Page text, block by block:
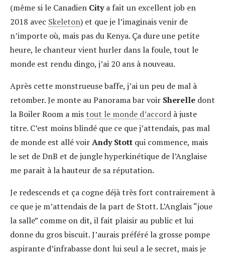
(même si le Canadien Citya fait un excellent job en
2018 avec Skeleton) et que je l’imaginais venir de
n’importe où, mais pas du Kenya. Ça dure une petite
heure, le chanteur vient hurler dans la foule, tout le
monde est rendu dingo, j’ai 20 ans à nouveau.
Après cette monstrueuse baffe, j’ai un peu de mal à
retomber. Je monte au Panorama bar voir Sherelle dont
la Boiler Room a mistout le monde d’accord à juste
titre. C’est moins blindé que ce que j’attendais, pas mal
de monde est allé voirAndy Stott qui commence, mais
le set de DnB et de jungle hyperkinétique de l’Anglaise
me parait à la hauteur de sa réputation.
Je redescends et ça cogne déjà très fort contrairement à
ce que je m’attendais de la part de Stott. L’Anglais “joue
la salle” comme on dit, il fait plaisir au public et lui
donne du gros biscuit. J’aurais préféré la grosse pompe
aspirante d’infrabasse dont lui seul a le secret, mais je